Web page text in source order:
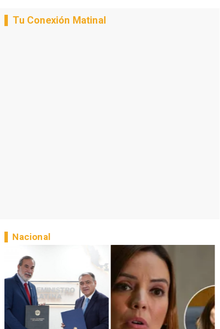
Tu Conexión Matinal
Nacional